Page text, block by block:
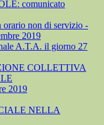
comunicato
orario non di servizio -
2019
A.T.A. il giorno 27
COLLETTIVA
2019
NELLA